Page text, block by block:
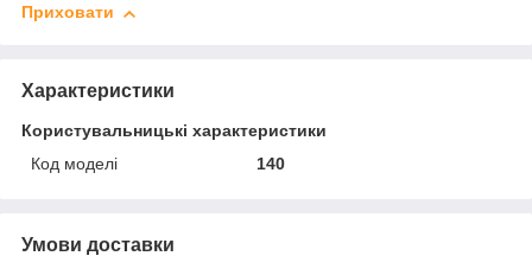
Приховати
Характеристики
Користувальницькі характеристики
Код моделі
140
Умови доставки